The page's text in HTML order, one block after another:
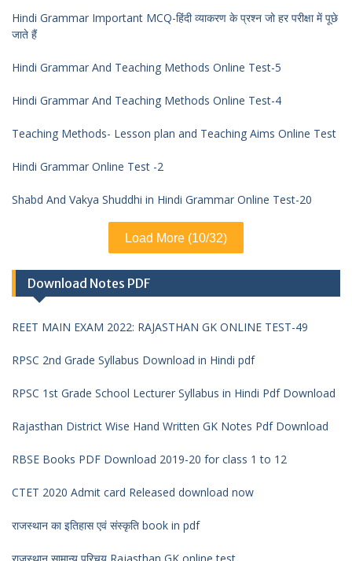
Hindi Grammar Important MCQ-हिंदी व्याकरण के प्रश्न जो हर परीक्षा में पूछे
जाते हैं
Hindi Grammar And Teaching Methods Online Test-5
Hindi Grammar And Teaching Methods Online Test-4
Teaching Methods- Lesson plan and Teaching Aims Online Test
Hindi Grammar Online Test -2
Shabd And Vakya Shuddhi in Hindi Grammar Online Test-20
Load More (10/32)
Download Notes PDF
REET MAIN EXAM 2022: RAJASTHAN GK ONLINE TEST-49
RPSC 2nd Grade Syllabus Download in Hindi pdf
RPSC 1st Grade School Lecturer Syllabus in Hindi Pdf Download
Rajasthan District Wise Hand Written GK Notes Pdf Download
RBSE Books PDF Download 2019-20 for class 1 to 12
CTET 2020 Admit card Released download now
राजस्थान का इतिहास एवं संस्कृति book in pdf